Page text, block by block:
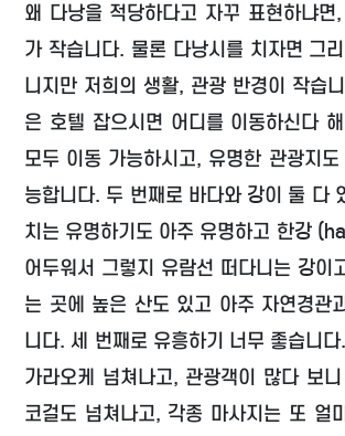
왜 다낭을 적당하다고 자꾸 표현하냐면
가 작습니다. 물론 다낭시를 치자면 그
니지만 저희의 생활, 관광 반경이 작습
은 호텔 잡으시면 어디를 이동하신다
모두 이동 가능하시고, 유명한 관광지
능합니다. 두 번째로 바다와 강이 둘 다
치는 유명하기도 아주 유명하고 한강
어두워서 그렇지 유람선 떠다니는 강이
는 곳에 높은 산도 있고 아주 자연경관
니다. 세 번째로 유흥하기 너무 좋습니다
가라오케 넘쳐나고, 관광객이 많다 보
코걸도 넘쳐나고, 각종 마사지는 또 얼